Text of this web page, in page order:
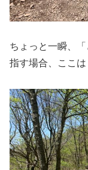
ちょっと一瞬、
指す場合、ここは